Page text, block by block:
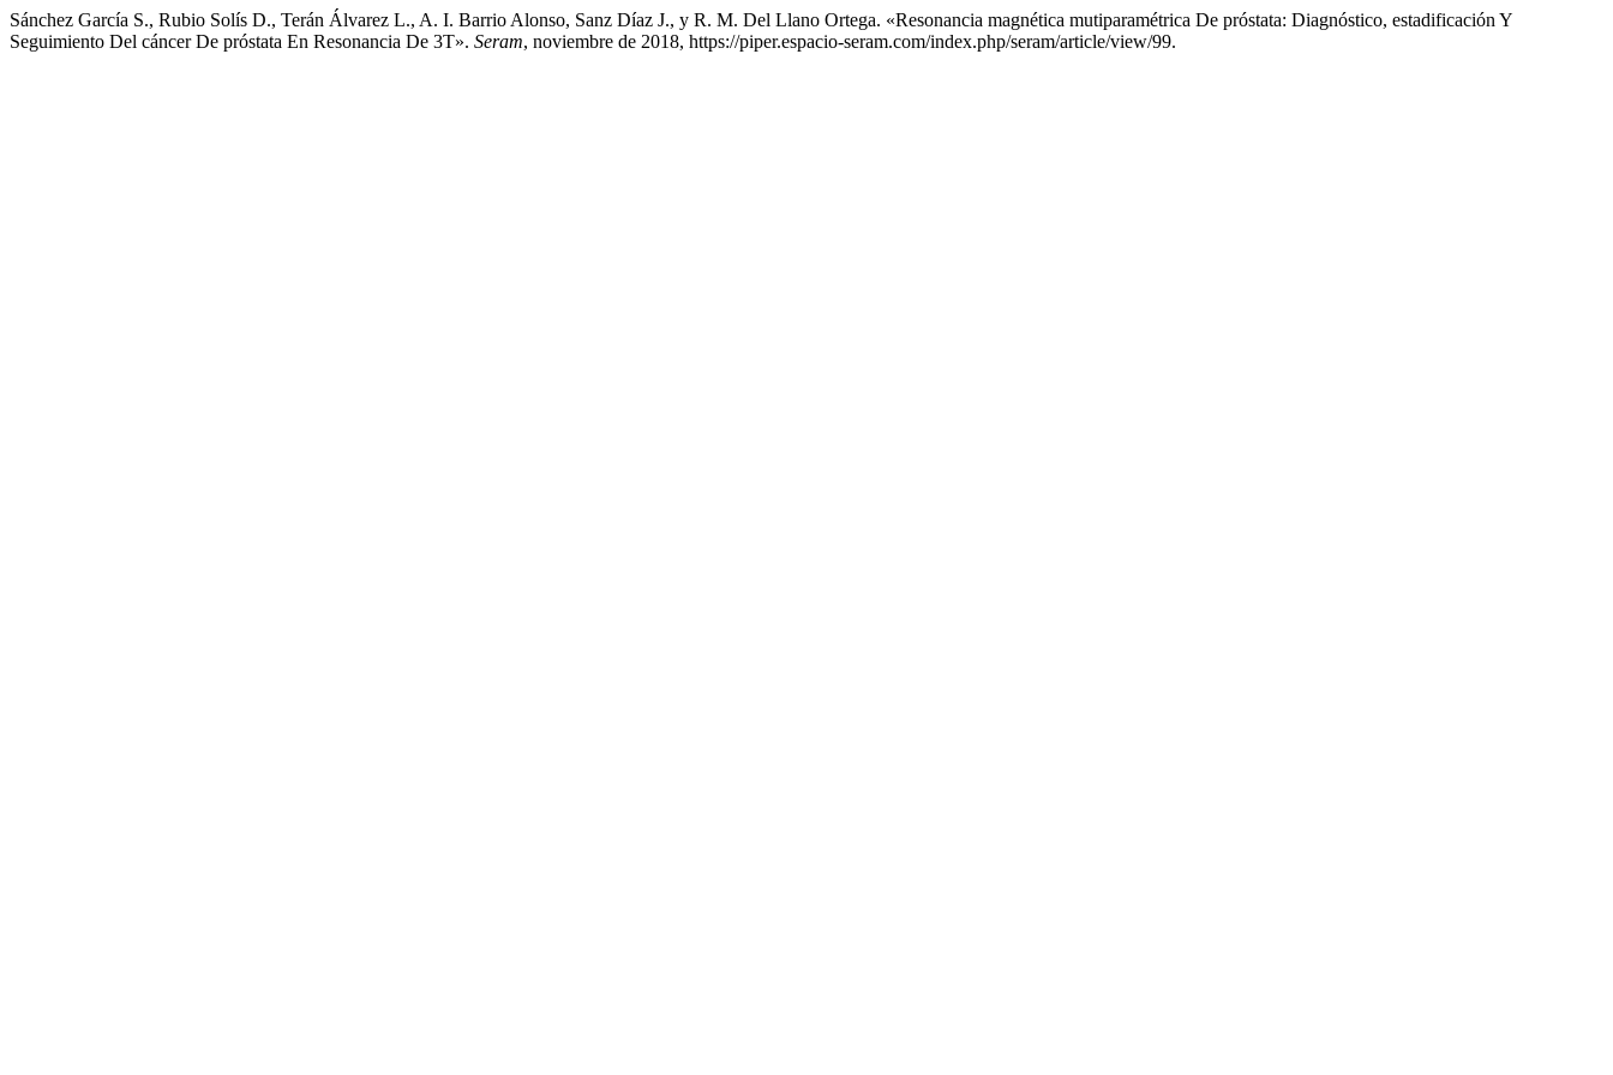
Sánchez García S., Rubio Solís D., Terán Álvarez L., A. I. Barrio Alonso, Sanz Díaz J., y R. M. Del Llano Ortega. «Resonancia magnética mutiparamétrica De próstata: Diagnóstico, estadificación Y
Seguimiento Del cáncer De próstata En Resonancia De 3T». Seram, noviembre de 2018, https://piper.espacio-seram.com/index.php/seram/article/view/99.